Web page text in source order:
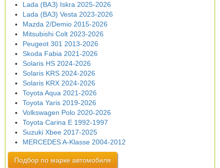
Lada (ВАЗ) Iskra 2025-2026
Lada (ВАЗ) Vesta 2023-2026
Mazda 2/Demio 2015-2026
Mitsubishi Colt 2023-2026
Peugeot 301 2013-2026
Skoda Fabia 2021-2026
Solaris HS 2024-2026
Solaris KRS 2024-2026
Solaris KRX 2024-2026
Toyota Aqua 2021-2026
Toyota Yaris 2019-2026
Volkswagen Polo 2020-2026
Toyota Carina E 1992-1997
Suzuki Xbee 2017-2025
MERCEDES A-Klasse 2004-2012
Подбор по марке автомобиля